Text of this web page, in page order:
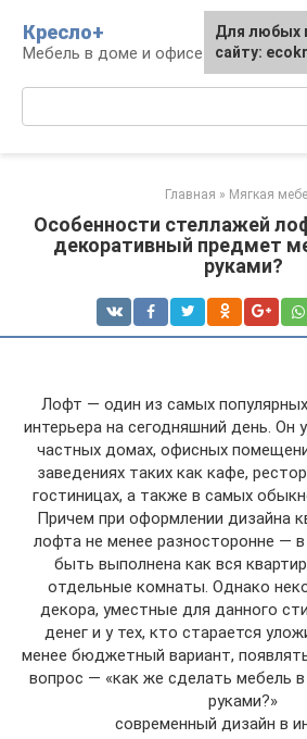
контенту
Кресло+
Мебель в доме и офисе
Главная » Мягкая
Особенности стеллажей
декоративный предмет
руками?
Лофт — один из самых
интерьера на сегодняшний день. Он
частных домах, офисных
заведениях таких как кафе,
гостиницах, а также в самых
Причем при оформлении дизайна
лофта не менее разносторонне —
быть выполнена как вся
отдельные комнаты. Однако
декора, уместные для данного
денег и у тех, кто старается
менее бюджетный вариант,
вопрос — «как же сделать мебель
руками?»
современный дизайн в
Для любых
сайту: